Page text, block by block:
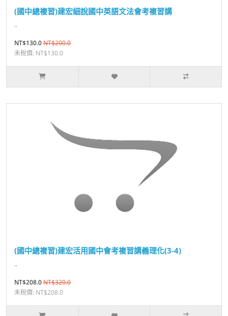
(國中總複習)建宏細說國中英語文法會考複習講
..
NT$130.0NT$200.0
未稅價: NT$130.0
(國中總複習)建宏活用國中會考複習講義理化(3-4)
..
NT$208.0NT$320.0
未稅價: NT$208.0